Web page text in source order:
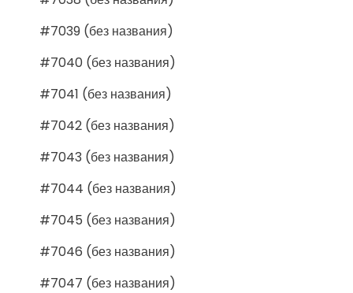
#7039 (без названия)
#7040 (без названия)
#7041 (без названия)
#7042 (без названия)
#7043 (без названия)
#7044 (без названия)
#7045 (без названия)
#7046 (без названия)
#7047 (без названия)